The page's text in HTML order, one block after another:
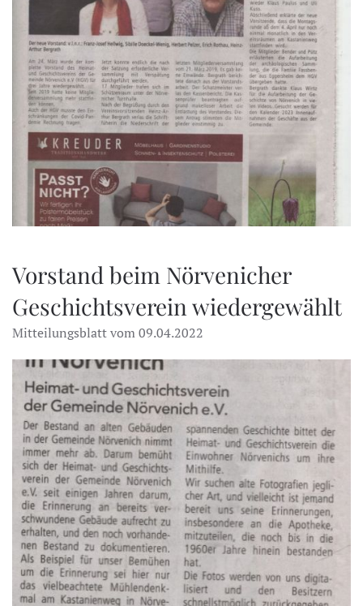
Vorstand beim Nörvenicher
Geschichtsverein wiedergewählt
Mitteilungsblatt vom 09.04.2022